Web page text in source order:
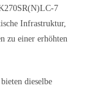
7
Infrastruktur,
zu einer erhöhten
dieselbe